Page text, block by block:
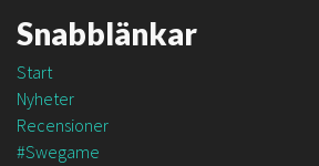
Snabblänkar
Start
Nyheter
Recensioner
#Swegame